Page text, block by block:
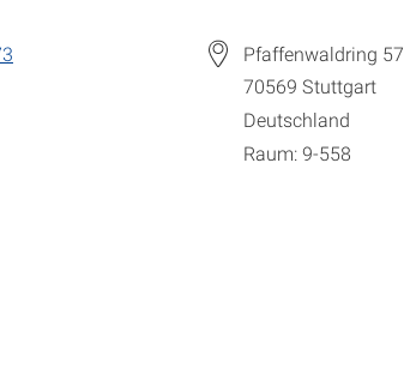
Pfaffenwaldring 57
70569 Stuttgart
Deutschland
Raum: 9-558